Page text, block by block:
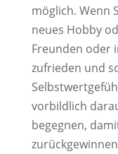
möglich. Wenn
neues Hobby
Freunden oder
zufrieden und
vorbildlich
begegnen,